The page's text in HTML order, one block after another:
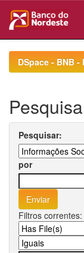
navigationDSpace - BNB
Pesquisar:
por
Filtros correntes: